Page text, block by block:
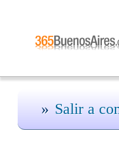
Salir a